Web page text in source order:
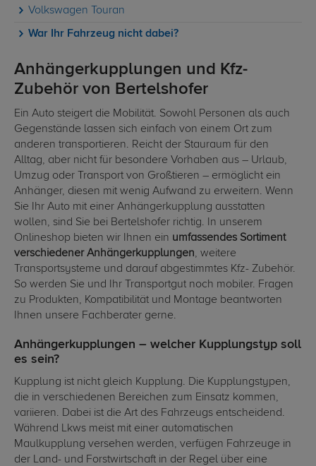
Volkswagen Touran
War Ihr Fahrzeug nicht dabei?
Anhängerkupplungen und Kfz-
Zubehör von Bertelshofer
Ein Auto steigert die Mobilität. Sowohl Personen als auch
Gegenstände lassen sich einfach von einem Ort zum
anderen transportieren. Reicht der Stauraum für den
Alltag, aber nicht für besondere Vorhaben aus – Urlaub,
Umzug oder Transport von Großtieren – ermöglicht ein
Anhänger, diesen mit wenig Aufwand zu erweitern. Wenn
Sie Ihr Auto mit einer Anhängerkupplung ausstatten
wollen, sind Sie bei Bertelshofer richtig. In unserem
Onlineshop bieten wir Ihnen ein umfassendes Sortiment
verschiedener Anhängerkupplungen, weitere
Transportsysteme und darauf abgestimmtes Kfz- Zubehör.
So werden Sie und Ihr Transportgut noch mobiler. Fragen
zu Produkten, Kompatibilität und Montage beantworten
Ihnen unsere Fachberater gerne.
Anhängerkupplungen – welcher Kupplungstyp soll
es sein?
Kupplung ist nicht gleich Kupplung. Die Kupplungstypen,
die in verschiedenen Bereichen zum Einsatz kommen,
variieren. Dabei ist die Art des Fahrzeugs entscheidend.
Während Lkws meist mit einer automatischen
Maulkupplung versehen werden, verfügen Fahrzeuge in
der Land- und Forstwirtschaft in der Regel über eine